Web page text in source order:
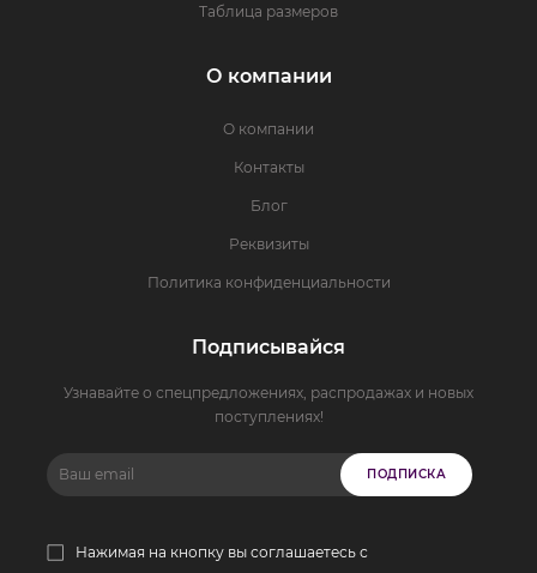
Таблица размеров
О компании
О компании
Контакты
Блог
Реквизиты
Политика конфиденциальности
Подписывайся
Узнавайте о спецпредложениях, распродажах и новых
поступлениях!
ПОДПИСКА
Нажимая на кнопку вы соглашаетесь с